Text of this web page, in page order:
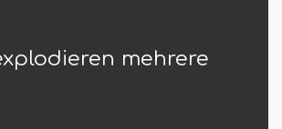
Postgresql erstellen